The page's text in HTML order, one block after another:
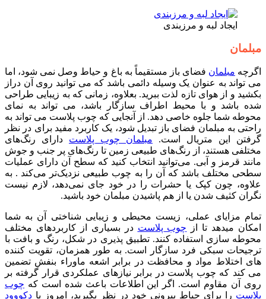
ایجاد لبه و مرزبندی
مبلمان
اگرچه مبلمان فضای باز مستقیماً به باغ و حیاط وصل نمی شود، اما
می تواند به عنوان یک وسیله دائمی باشد که می توانید روی آن دراز
بکشید و از هوای تازه لذت ببرید. بعلاوه، زمانی که به زیبایی طراحی
شده باشد و با محیط اطراف سازگار باشد، می تواند به نمای
محوطه شما جلوه خاصی دهد. از آنجایی که چوب پلاست می تواند به
راحتی به مبلمان فضای باز تبدیل شود، یک کاربرد مفید برای در نظر
گرفتن این متریال است. مبلمان چوب پلاست دارای رنگ‌های
مختلفی هستند، از رنگ‌های طبیعی زمین تا رنگ‌های پر جنب و جوش
مانند قرمز و آبی. می‌توانید انتخاب کنید که سطح آن دارای عملیات
سطحی مختلف باشد که آن را به چوب طبیعی نزدیک‌تر می‌کند . به
علاوه، چون کپک یا حشرات را در خود جای نمی‌دهد، لازم نیست
نگران کثیف شدن یا از هم پاشیدن مبلمان خود باشید.
تمام مزایای عملی، زیست محیطی و زیبایی شناختی آن به شما
امکان می­دهد تا از چوب پلاست در بسیاری از کاربردهای مختلف
محوطه سازی استفاده کنند. تطبیق پذیری در شکل، رنگ و بافت با
ترجیحات سبکی فرد سازگار است. به طور همزمان، تقویت کننده
های اختلاط مواد و محافظت در برابر اشعه ماوراء بنفش تضمین
می کند که چوب پلاست در برابر نیازهای عملکردی قرار گرفته بر
روی آن مقاوم است. اگر این اطلاعات باعث شده است که چوب
پلاست را برای حیاط بیرونی خود در نظر بگیرید، امروز با دکووود